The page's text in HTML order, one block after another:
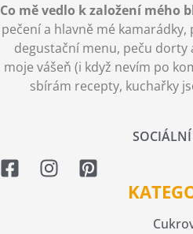
Co mě vedlo k založení mého
pečení a hlavně mé
degustační menu, peču dorty
moje vášeň (i když nevím po
sbírám recepty, kuchařky
SOCIÁLNÍ